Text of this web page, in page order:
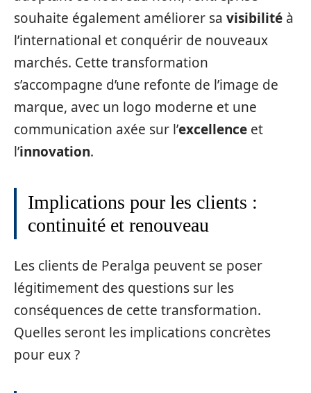
souhaite également améliorer sa visibilité à
l’international et conquérir de nouveaux
marchés. Cette transformation
s’accompagne d’une refonte de l’image de
marque, avec un logo moderne et une
communication axée sur l’excellence et
l’innovation.
Implications pour les clients :
continuité et renouveau
Les clients de Peralga peuvent se poser
légitimement des questions sur les
conséquences de cette transformation.
Quelles seront les implications concrètes
pour eux ?